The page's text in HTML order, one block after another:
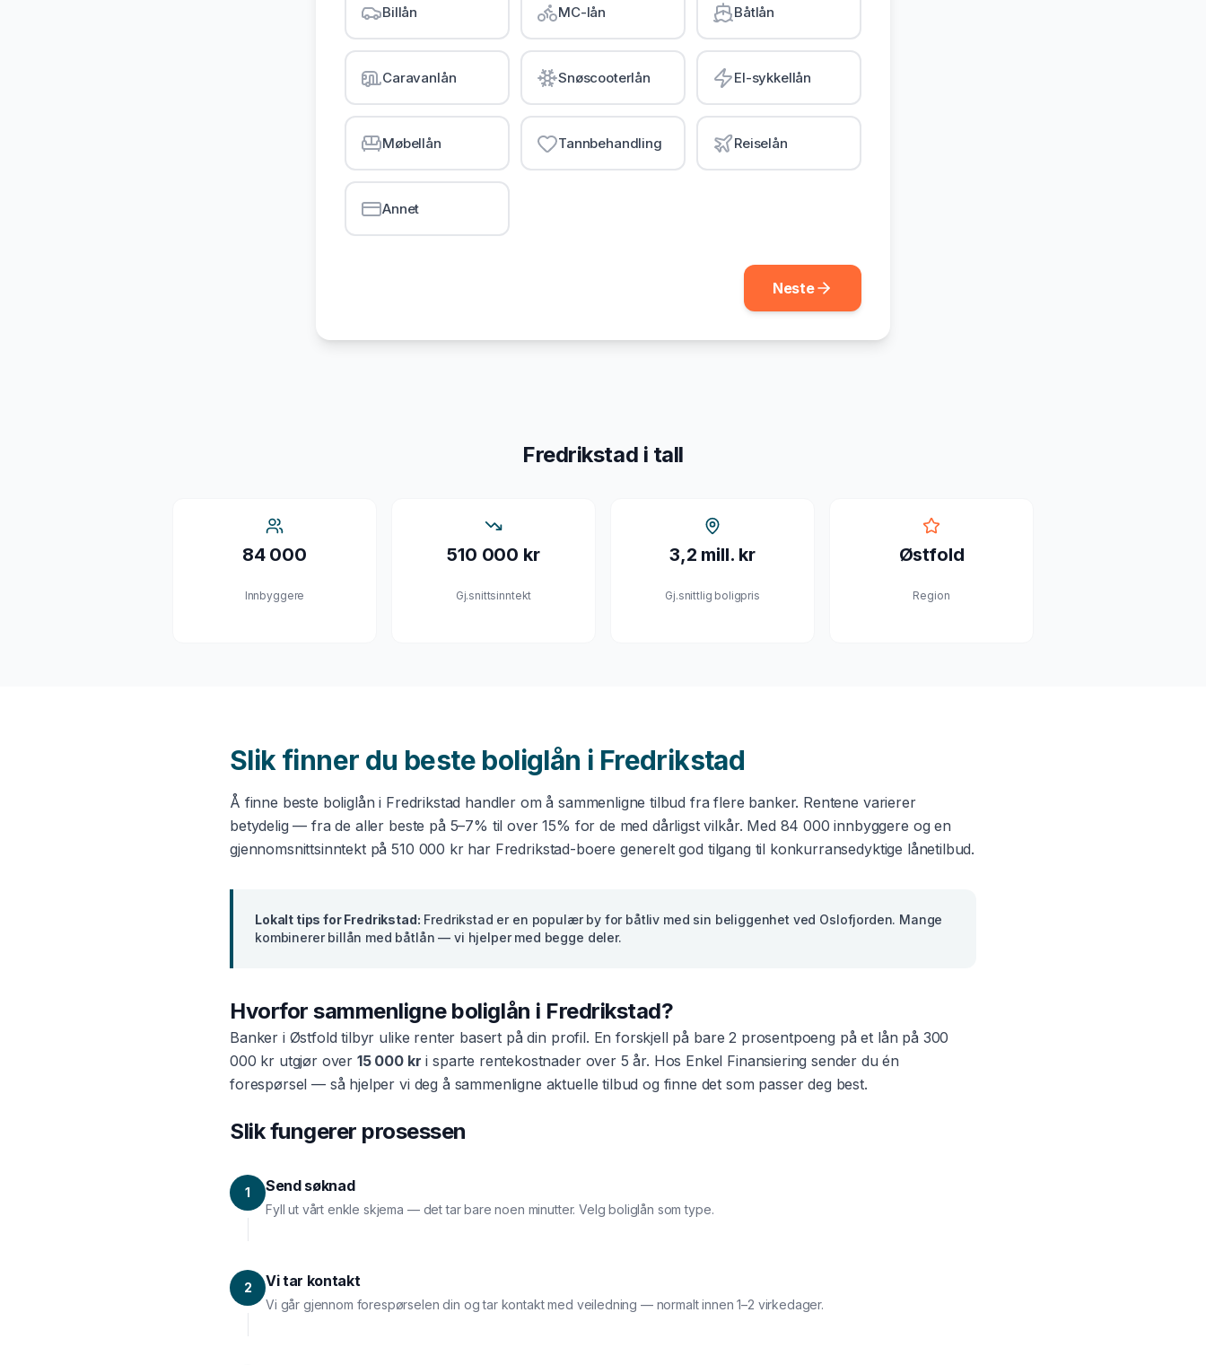
Billån MC-lån Båtlån
Caravanlån Snøscooterlån El-sykkellån
Møbellån Tannbehandling Reiselån
Annet
Neste
Fredrikstad i tall
84 000
Innbyggere
510 000 kr
Gj.snittsinntekt
3,2 mill. kr
Gj.snittlig boligpris
Østfold
Region
Slik finner du beste boliglån i Fredrikstad
Å finne beste boliglån i Fredrikstad handler om å sammenligne tilbud fra flere banker. Rentene varierer
betydelig — fra de aller beste på 5–7% til over 15% for de med dårligst vilkår. Med 84 000 innbyggere og en
gjennomsnittsinntekt på510 000 krhar Fredrikstad-boere generelt god tilgang til konkurransedyktige lånetilbud.
Lokalt tips forFredrikstad: Fredrikstad er en populær by for båtliv med sin beliggenhet ved Oslofjorden. Mange
kombinerer billån med båtlån — vi hjelper med begge deler.
Hvorfor sammenligne boliglån i Fredrikstad?
Banker i Østfold tilbyr ulike renter basert på din profil. En forskjell på bare 2 prosentpoeng på et lån på 300
000 kr utgjør over 15 000 kr i sparte rentekostnader over 5 år. Hos Enkel Finansiering sender du én
forespørsel — så hjelper vi deg å sammenligne aktuelle tilbud og finne det som passer deg best.
Slik fungerer prosessen
1 Send søknad
Fyll ut vårt enkle skjema — det tar bare noen minutter. Velg boliglån som type.
2 Vi tar kontakt
Vi går gjennom forespørselen din og tar kontakt med veiledning — normalt innen 1–2 virkedager.